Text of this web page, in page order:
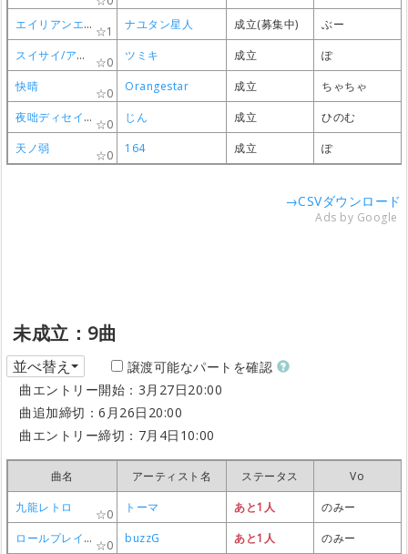
エイリアンエイリアン
1 ナユタン星人 成立(募集中)
ぶー
スイサイ/アンブレラ/ロクガツ/ドライフラワ
0 ツミキ 成立
ぽ
快晴
0 Orangestar 成立
ちゃちゃ
夜咄ディセイブ
0 じん 成立
ひのむ
天ノ弱
0 164 成立 ぽ
エイリアンエイリアン
1 ナユタン星人 成立(募集中)
ぶー
スイサイ/アンブレラ/ロクガツ/ドライフラワ
0 ツミキ 成立
ぽ
快晴
0 Orangestar 成立
ちゃちゃ
夜咄ディセイブ
0 じん 成立
ひのむ
天ノ弱
0 164 成立 ぽ
エイリアンエイリアン
1 ナユタン星人 成立(募集中)
ぶー
スイサイ/アンブレラ/ロクガツ/ドライフラワ
0 ツミキ 成立
ぽ
快晴
0 Orangestar 成立
ちゃちゃ
夜咄ディセイブ
0 じん 成立
ひのむ
天ノ弱
0 164 成立 ぽ
エイリアンエイリアン
1 ナユタン星人 成立(募集中)
ぶー
スイサイ/アンブレラ/ロクガツ/ドライフラワ
0 ツミキ 成立
ぽ
快晴
0 Orangestar 成立
ちゃちゃ
夜咄ディセイブ
0 じん 成立
ひのむ
天ノ弱
0 164 成立 ぽ
→CSVダウンロード
Ads by Google
未成立：9曲
並べ替え
譲渡可能なパートを確認
曲エントリー開始：3月27日20:00
曲追加締切：6月26日20:00
曲エントリー締切：7月4日10:00
曲名 アーティスト名 ステータス
Vo
九龍レトロ
0 トーマ あと1人
のみー
ロールプレイ・アカウント
0 buzzG あと1人
のみー
曲名 アーティスト名 ステータス
Vo
九龍レトロ
0 トーマ あと1人
のみー
ロールプレイ・アカウント
0 buzzG あと1人
のみー
曲名 アーティスト名 ステータス
Vo
九龍レトロ
0 トーマ あと1人
のみー
ロールプレイ・アカウント
0 buzzG あと1人
のみー
曲名 アーティスト名 ステータス
Vo
九龍レトロ
0 トーマ あと1人
のみー
ロールプレイ・アカウント
0 buzzG あと1人
のみー